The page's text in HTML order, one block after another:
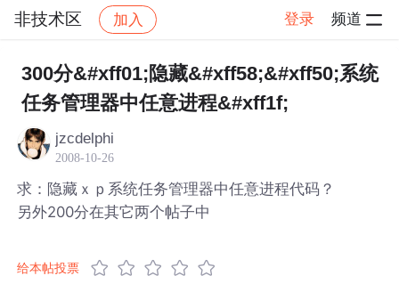
非技术区 加入 登录 频道
社区 非技术区 帖子详情
300分&#xff01;隐藏&#xff58;&#xff50;系统
任务管理器中任意进程&#xff1f;
jzcdelphi
2008-10-26
求：隐藏ｘｐ系统任务管理器中任意进程代码？
另外200分在其它两个帖子中
给本帖投票